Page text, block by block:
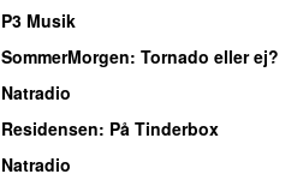
P3 Musik
SommerMorgen: Tornado eller ej?
Natradio
Residensen: På Tinderbox
Natradio